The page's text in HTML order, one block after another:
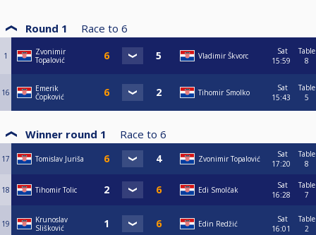
Round 1 Race to 6
1
Zvonimir
Topalović
Vladimir Škvorc
Sat
15:59
Table
8
16
Emerik
Čopković
Tihomir Smolko
Sat
15:43
Table
5
Winner round 1 Race to 6
17 Tomislav Juriša Zvonimir Topalović
Sat
17:20
Table
8
18 Tihomir Tolic Edi Smolčak
Sat
16:28
Table
7
19
Krunoslav
Slišković
Edin Redžić
Sat
16:01
Table
2